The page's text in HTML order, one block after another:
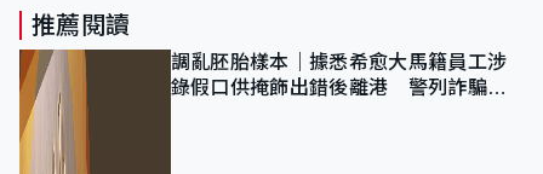
推薦閱讀
調亂胚胎樣本｜據悉希愈大馬籍員工涉
錄假口供掩飾出錯後離港 警列詐騙